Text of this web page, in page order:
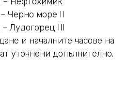
– Черно море II
– Лудогорец III
и началните часове на
уточнени допълнително.